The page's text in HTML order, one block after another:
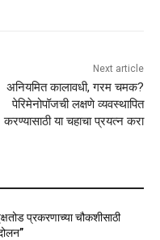
Next article
अनियमित कालावधी, गरम चमक?
पेरिमेनोपॉजची लक्षणे व्यवस्थापित
करण्यासाठी या चहाचा प्रयत्न करा
प्रकरणाच्या चौकशीसाठी